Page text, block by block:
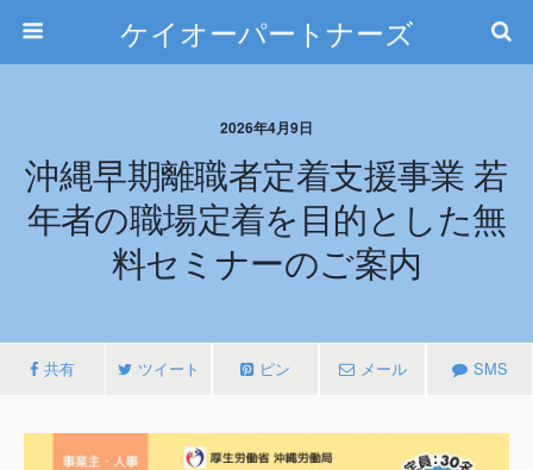
ケイオーパートナーズ
2026年4月9日
沖縄早期離職者定着支援事業 若
年者の職場定着を目的とした無
料セミナーのご案内
共有 ツイート ピン メール SMS